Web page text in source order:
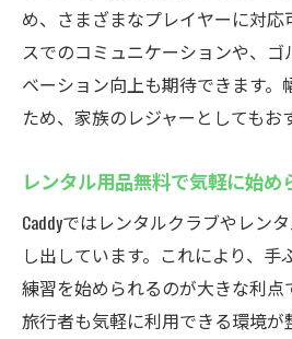
め、さまざまなプレイヤーに対応
スでのコミュニケーションや、
ベーション向上も期待できます。
ため、家族のレジャーとしてもお
レンタル用品無料で気軽に始め
Caddyではレンタルクラブやレン
し出しています。これにより、手
練習を始められるのが大きな利点
旅行者も気軽に利用できる環境が